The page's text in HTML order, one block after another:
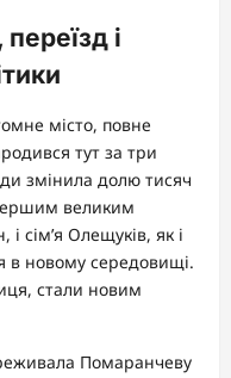
і
місто, повне
тут за три
змінила долю тисяч
великим
сім’я Олещуків, як і
в новому середовищі.
стали новим
Помаранчеву